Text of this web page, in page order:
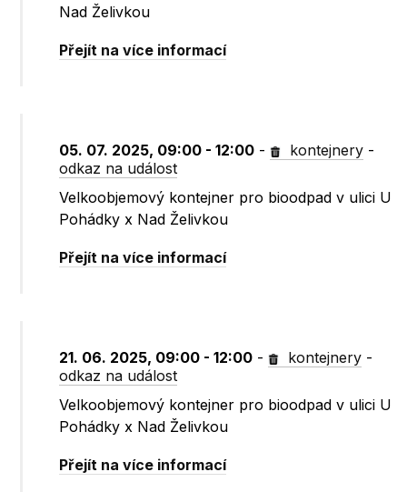
Nad Želivkou
Přejít na více informací
05. 07. 2025, 09:00 - 12:00 - kontejnery -
odkaz na událost
Velkoobjemový kontejner pro bioodpad v ulici U
Pohádky x Nad Želivkou
Přejít na více informací
21. 06. 2025, 09:00 - 12:00 - kontejnery -
odkaz na událost
Velkoobjemový kontejner pro bioodpad v ulici U
Pohádky x Nad Želivkou
Přejít na více informací